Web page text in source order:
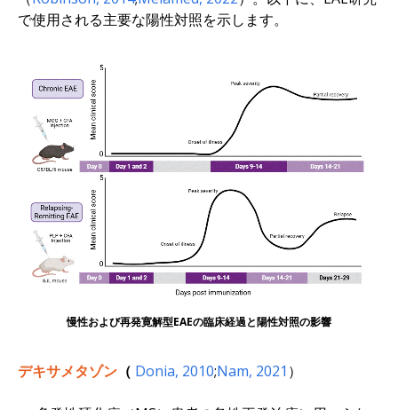
で使用される主要な陽性対照を示します。
慢性および再発寛解型EAEの臨床経過と陽性対照の影響
デキサメタゾン （ Donia, 2010;Nam, 2021 ）